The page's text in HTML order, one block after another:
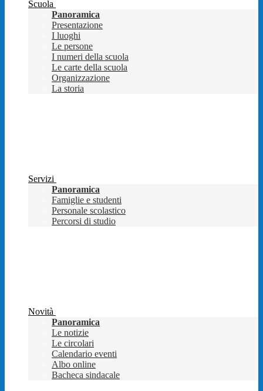
Scuola
Panoramica
Presentazione
I luoghi
Le persone
I numeri della scuola
Le carte della scuola
Organizzazione
La storia
Servizi
Panoramica
Famiglie e studenti
Personale scolastico
Percorsi di studio
Novità
Panoramica
Le notizie
Le circolari
Calendario eventi
Albo online
Bacheca sindacale